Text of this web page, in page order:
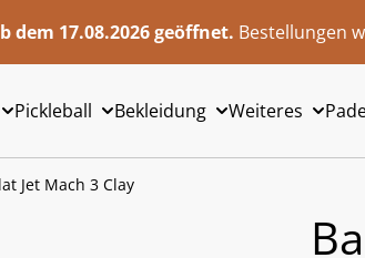
dem 17.08.2026 geöffnet. Bestellungen
Pickleball Bekleidung Weiteres
Jet Mach 3 Clay